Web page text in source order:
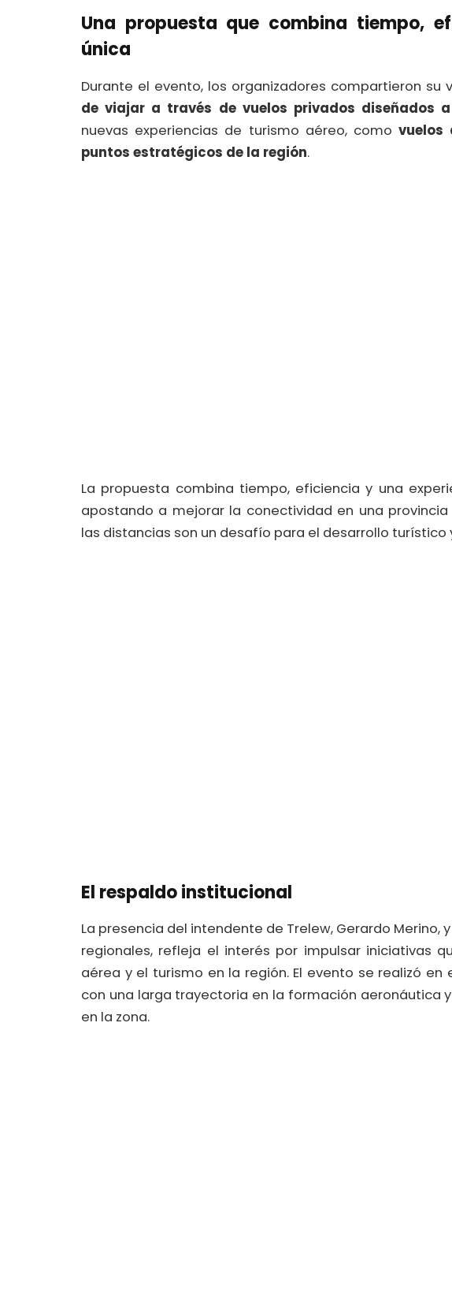
Una propuesta que combina tiempo,
única
Durante el evento, los organizadores compartieron su
de viajar a través de vuelos privados diseñados
nuevas experiencias de turismo aéreo, como vuelos
puntos estratégicos de la región.
La propuesta combina tiempo, eficiencia y una
apostando a mejorar la conectividad en una
las distancias son un desafío para el desarrollo turístico
El respaldo institucional
La presencia del intendente de Trelew, Gerardo Merino,
regionales, refleja el interés por impulsar iniciativas
aérea y el turismo en la región. El evento se realizó en
con una larga trayectoria en la formación aeronáutica
en la zona.